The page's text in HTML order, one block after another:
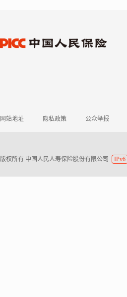
网站地址 隐私政策 公众举报
版权所有 中国人民人寿保险股份有限公司 IPv6